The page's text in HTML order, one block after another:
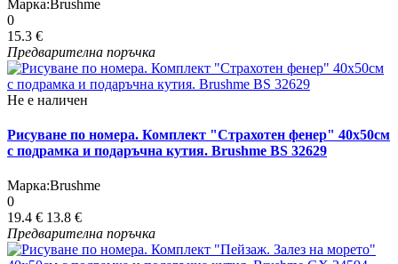
Марка:Brushme
0
15.3 €
Предварителна поръчка
Не е наличен
Рисуване по номера. Комплект "Страхотен фенер" 40х50см
с подрамка и подаръчна кутия. Brushme BS 32629
Марка:Brushme
0
19.4 € 13.8 €
Предварителна поръчка